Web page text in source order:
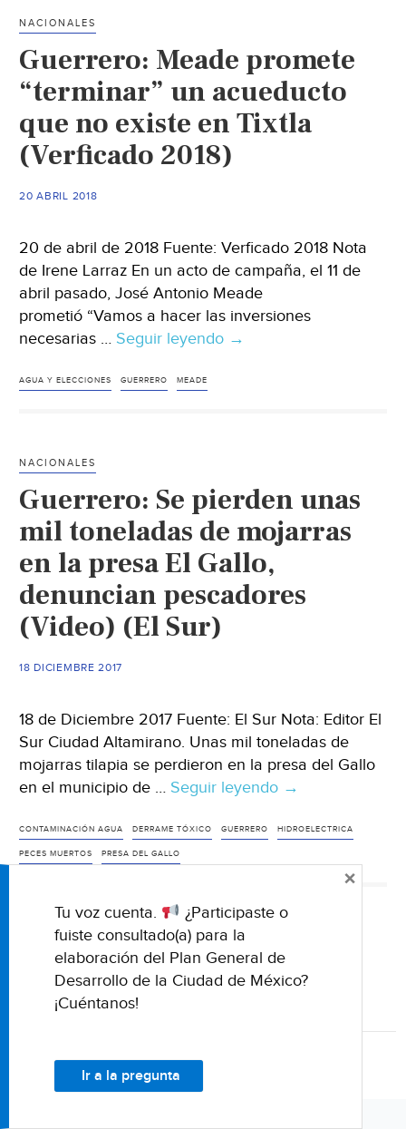
gobierno
municipal
de
Chilpancingo
(El
Sol
Acapulco)
NACIONALES
Guerrero: Meade promete
“terminar” un acueducto
que no existe en Tixtla
(Verficado 2018)
20 ABRIL 2018
20 de abril de 2018 Fuente: Verficado 2018 Nota
de Irene Larraz En un acto de campaña, el 11 de
abril pasado, José Antonio Meade
prometió “Vamos a hacer las inversiones
necesarias … Seguir leyendo Guerrero:
no
en
Tixtla
(Verficado
→
AGUA Y ELECCIONES GUERRERO MEADE
NACIONALES
Guerrero: Se pierden unas
mil toneladas de mojarras
en la presa El Gallo,
denuncian pescadores
(Video) (El Sur)
18 DICIEMBRE 2017
18 de Diciembre 2017 Fuente: El Sur Nota: Editor El
Sur Ciudad Altamirano. Unas mil toneladas de
mojarras tilapia se perdieron en la presa del Gallo
en el municipio de … Seguir leyendo Guerrero:
pierden
de
en
la
→
CONTAMINACIÓN AGUA DERRAME TÓXICO GUERRERO HIDROELECTRICA
PECES MUERTOS PRESA DEL GALLO
2 3
Tu voz cuenta.
¿Participaste o
fuiste consultado(a) para la
elaboración del Plan General de
Desarrollo de la Ciudad de México?
¡Cuéntanos!
Ir a la pregunta
×